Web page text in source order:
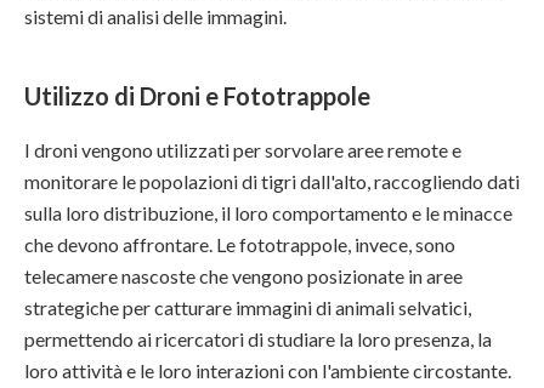
sistemi di analisi delle immagini.
Utilizzo di Droni e Fototrappole
I droni vengono utilizzati per sorvolare aree remote e
monitorare le popolazioni di tigri dall'alto, raccogliendo dati
sulla loro distribuzione, il loro comportamento e le minacce
che devono affrontare. Le fototrappole, invece, sono
telecamere nascoste che vengono posizionate in aree
strategiche per catturare immagini di animali selvatici,
permettendo ai ricercatori di studiare la loro presenza, la
loro attività e le loro interazioni con l'ambiente circostante.